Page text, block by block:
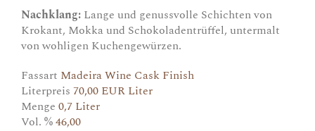
Nachklang: Lange und genussvolle Schichten von
Krokant, Mokka und Schokoladentrüffel, untermalt
von wohligen Kuchengewürzen.
Fassart Madeira Wine Cask Finish
Literpreis 70,00 EUR Liter
Menge 0,7 Liter
Vol. %46,00